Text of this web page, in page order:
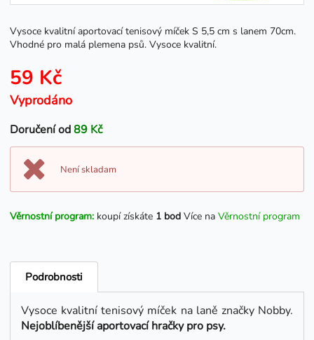
Vysoce kvalitní aportovací tenisový míček S 5,5 cm s lanem 70cm.
Vhodné pro malá plemena psů. Vysoce kvalitní.
59 Kč
Vyprodáno
Doručení od89 Kč
Není skladam
Věrnostní program: koupí získáte 1 bod Více na Věrnostní program
Podrobnosti
Vysoce kvalitní tenisový míček na laně značky Nobby.
Nejoblíbenější aportovací hračky pro psy.